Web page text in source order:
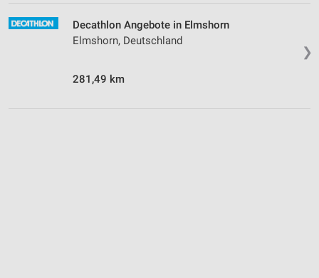
❯
Decathlon Angebote in Elmshorn
Elmshorn, Deutschland
281,49 km